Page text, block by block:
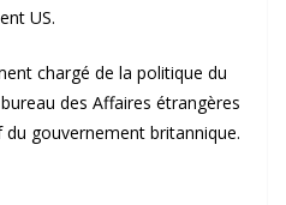
US.
chargé de la politique du
des Affaires étrangères
gouvernement britannique.